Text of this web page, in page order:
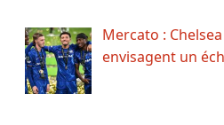
Mercato :
envisagent un